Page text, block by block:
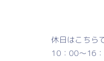
休日はこちら
10：00～16